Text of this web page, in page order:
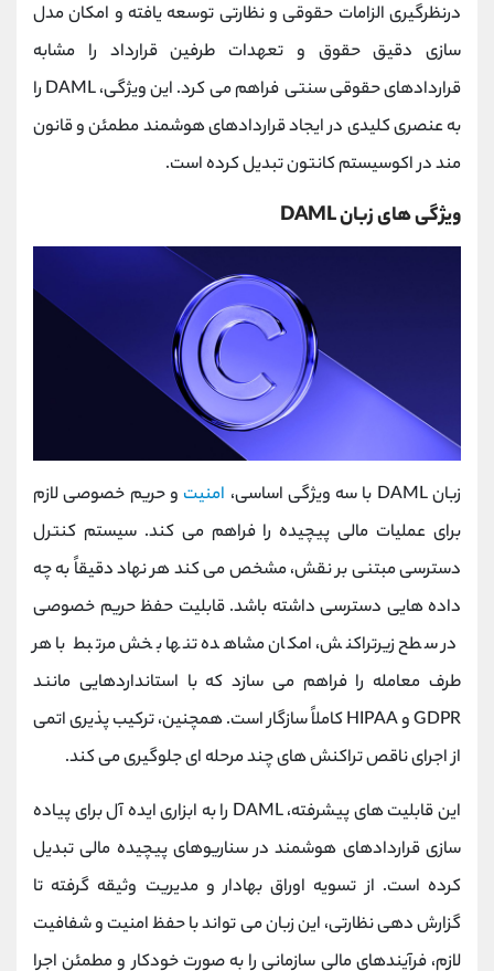
درنظرگیری الزامات حقوقی و نظارتی توسعه یافته و امکان مدل
‌سازی دقیق حقوق و تعهدات طرفین قرارداد را مشابه
قراردادهای حقوقی سنتی فراهم می‌ کرد. این ویژگی، DAML را
به عنصری کلیدی در ایجاد قراردادهای هوشمند مطمئن و قانون‌
مند در اکوسیستم کانتون تبدیل کرده است.
ویژگی های زبان DAML
زبان DAML با سه ویژگی اساسی، امنیت و حریم خصوصی لازم
برای عملیات مالی پیچیده را فراهم می کند. سیستم کنترل
دسترسی مبتنی بر نقش، مشخص می کند هر نهاد دقیقاً به چه
داده‌ هایی دسترسی داشته باشد. قابلیت حفظ حریم خصوصی
در سطح زیرتراکنش، امکان مشاهده تنها بخش مرتبط با هر
طرف معامله را فراهم می‌ سازد که با استانداردهایی مانند
GDPR و HIPAA کاملاً سازگار است. همچنین، ترکیب ‌پذیری اتمی
از اجرای ناقص تراکنش‌ های چند مرحله ‌ای جلوگیری می‌ کند.
این قابلیت ‌های پیشرفته، DAML را به ابزاری ایده ‌آل برای پیاده
‌سازی قراردادهای هوشمند در سناریوهای پیچیده مالی تبدیل
کرده است. از تسویه اوراق بهادار و مدیریت وثیقه گرفته تا
گزارش ‌دهی نظارتی، این زبان می ‌تواند با حفظ امنیت و شفافیت
لازم، فرآیندهای مالی سازمانی را به صورت خودکار و مطمئن اجرا